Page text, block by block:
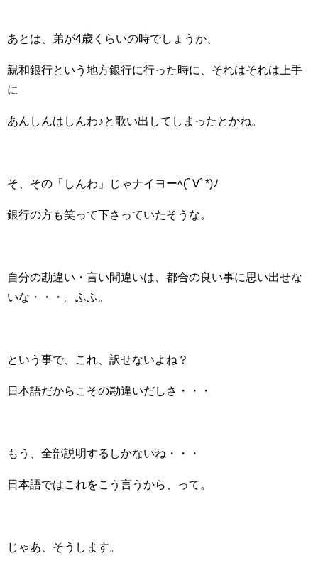
あとは、弟が4歳くらいの時でしょうか、
親和銀行という地方銀行に行った時に、それはそれは上手
に
あんしんはしんわ♪と歌い出してしまったとかね。
そ、その「しんわ」じゃナイヨーﾍ(ﾟ∀ﾟ*)ﾉ
銀行の方も笑って下さっていたそうな。
自分の勘違い・言い間違いは、都合の良い事に思い出せな
いな・・・。ふふ。
という事で、これ、訳せないよね？
日本語だからこその勘違いだしさ・・・
もう、全部説明するしかないね・・・
日本語ではこれをこう言うから、って。
じゃあ、そうします。